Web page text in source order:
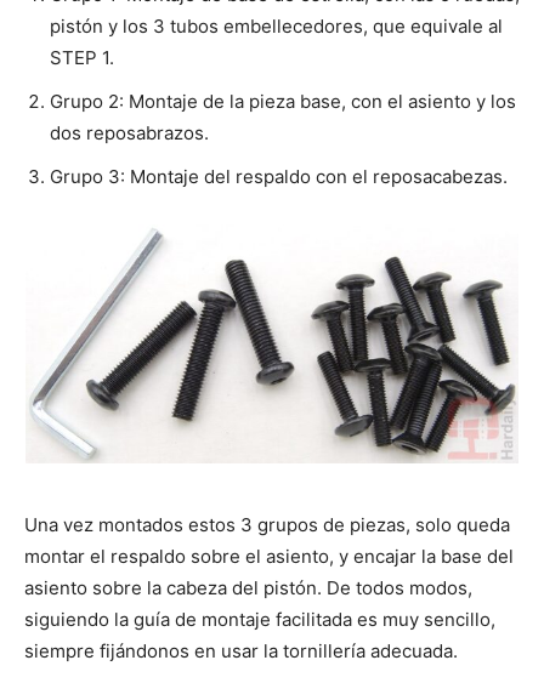
pistón y los 3 tubos embellecedores, que equivale al
STEP 1.
Grupo 2: Montaje de la pieza base, con el asiento y los
dos reposabrazos.
Grupo 3: Montaje del respaldo con el reposacabezas.
Una vez montados estos 3 grupos de piezas, solo queda
montar el respaldo sobre el asiento, y encajar la base del
asiento sobre la cabeza del pistón. De todos modos,
siguiendo la guía de montaje facilitada es muy sencillo,
siempre fijándonos en usar la tornillería adecuada.